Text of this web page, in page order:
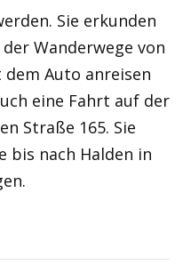
Sie erkunden
Wanderwege von
dem Auto anreisen
eine Fahrt auf der
Straße 165. Sie
bis nach Halden in